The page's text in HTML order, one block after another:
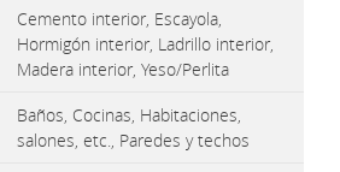
Cemento interior, Escayola,
Hormigón interior, Ladrillo interior,
Madera interior, Yeso/Perlita
Baños, Cocinas, Habitaciones,
salones, etc., Paredes y techos